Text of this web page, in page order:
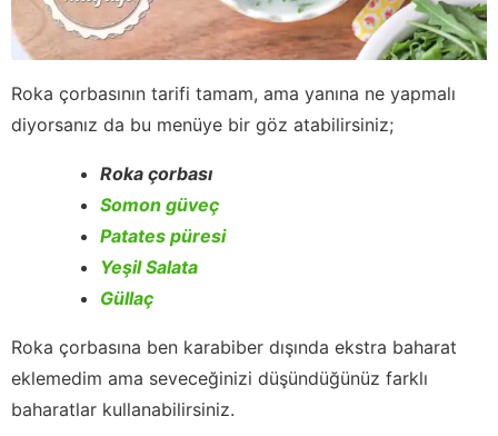
Roka çorbasının tarifi tamam, ama yanına ne yapmalı
diyorsanız da bu menüye bir göz atabilirsiniz;
Roka çorbası
Somon güveç
Patates püresi
Yeşil Salata
Güllaç
Roka çorbasına ben karabiber dışında ekstra baharat
eklemedim ama seveceğinizi düşündüğünüz farklı
baharatlar kullanabilirsiniz.